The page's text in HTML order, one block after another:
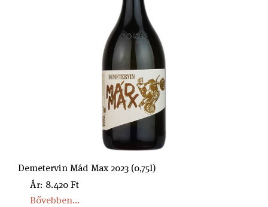
Demetervin Mád Max 2023 (0,75l)
Ár: 8.420 Ft
Bővebben...